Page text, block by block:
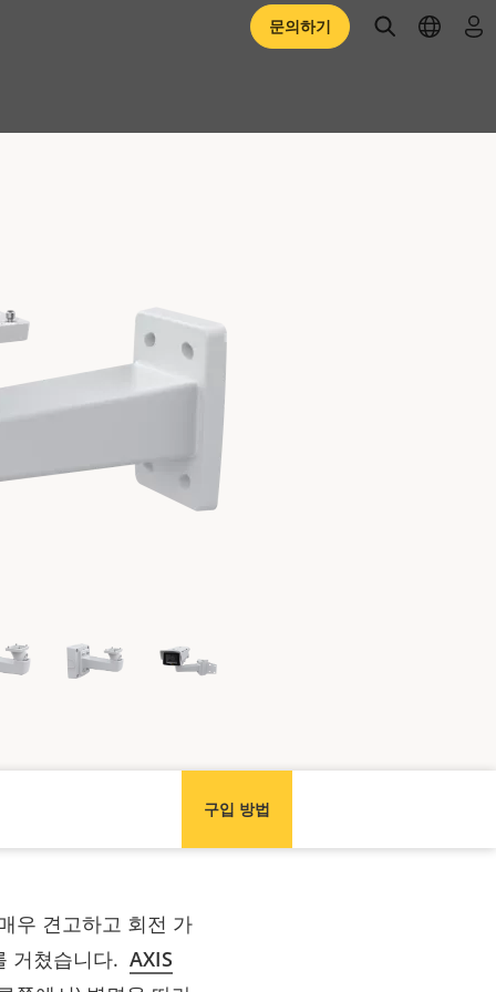
문의하기 openopen로
구입 방법
우 견고하고 회전 가
거쳤습니다. AXIS